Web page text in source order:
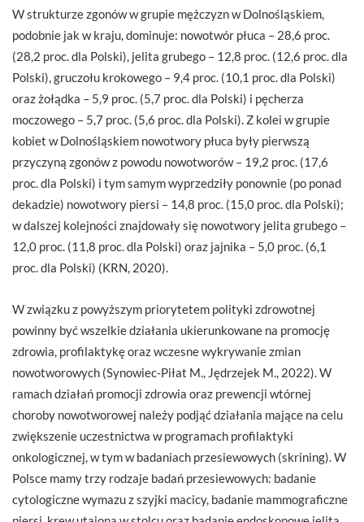
W strukturze zgonów w grupie mężczyzn w Dolnośląskiem,
podobnie jak w kraju, dominuje: nowotwór płuca – 28,6 proc.
(28,2 proc. dla Polski), jelita grubego – 12,8 proc. (12,6 proc. dla
Polski), gruczołu krokowego – 9,4 proc. (10,1 proc. dla Polski)
oraz żołądka – 5,9 proc. (5,7 proc. dla Polski) i pęcherza
moczowego – 5,7 proc. (5,6 proc. dla Polski). Z kolei w grupie
kobiet w Dolnośląskiem nowotwory płuca były pierwszą
przyczyną zgonów z powodu nowotworów – 19,2 proc. (17,6
proc. dla Polski) i tym samym wyprzedziły ponownie (po ponad
dekadzie) nowotwory piersi – 14,8 proc. (15,0 proc. dla Polski);
w dalszej kolejności znajdowały się nowotwory jelita grubego –
12,0 proc. (11,8 proc. dla Polski) oraz jajnika – 5,0 proc. (6,1
proc. dla Polski) (KRN, 2020).
W związku z powyższym priorytetem polityki zdrowotnej
powinny być wszelkie działania ukierunkowane na promocję
zdrowia, profilaktykę oraz wczesne wykrywanie zmian
nowotworowych (Synowiec-Piłat M., Jędrzejek M., 2022). W
ramach działań promocji zdrowia oraz prewencji wtórnej
choroby nowotworowej należy podjąć działania mające na celu
zwiększenie uczestnictwa w programach profilaktyki
onkologicznej, w tym w badaniach przesiewowych (skrining). W
Polsce mamy trzy rodzaje badań przesiewowych: badanie
cytologiczne wymazu z szyjki macicy, badanie mammograficzne